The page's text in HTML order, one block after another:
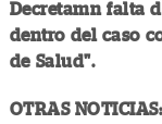
Decretamn falta
dentro del caso
de Salud".
OTRAS NOTICIAS: